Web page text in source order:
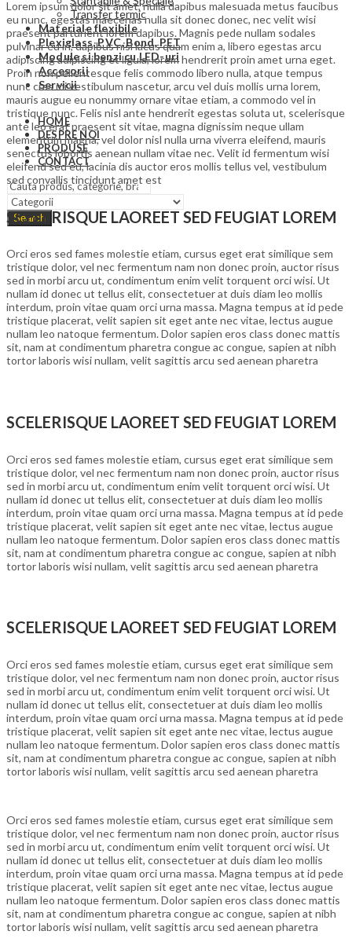
Transfer termic
Materiale flexibile
Plexiglass, PVC, Bond, PET
Module si benzi cu LED-uri
Accesorii
Servicii
HOME
DESPRE NOI
PRODUSE
CONTACT
Search
Lorem ipsum dolor sit amet, nulla dapibus malesuada metus faucibus
eu nunc, egestas maecenas nulla sit donec donec, nec velit wisi
praesent parturient lorem dapibus. Magnis pede nullam sodales
pulvinar eu in, dapibus nisl lacus quam enim a, libero egestas arcu
adipiscing adipiscing et ligula, lorem hendrerit proin amet urna eget.
Proin non pellentesque felis commodo libero nulla, atque tempus
nunc cras mi vestibulum nascetur, arcu vel duis mollis urna lorem,
mauris augue eu nonummy ornare vitae etiam, a commodo vel in
tristique nunc. Felis nisl ante hendrerit egestas soluta ut, scelerisque
ante leo erat praesent sit vitae, magna dignissim neque ullam
elementum magna, vel dolor nisl nulla urna viverra eleifend, mauris
senectus lobortis aenean nullam vitae nec. Velit id fermentum wisi
eleifend sed eu, lacinia dis auctor eros mollis tellus vel, vestibulum
sed convallis tincidunt amet est
SCELERISQUE LAOREET SED FEUGIAT LOREM
Orci eros sed fames molestie etiam, cursus eget erat similique sem
tristique dolor, vel nec fermentum nam non donec proin, auctor risus
sed in morbi arcu ut, condimentum enim velit torquent orci wisi. Ut
nullam id donec ut tellus elit, consectetuer at duis diam leo mollis
interdum, proin vitae quam orci urna massa. Magna tempus at id pede
tristique placerat, velit sapien sit eget ante nec vitae, lectus augue
nullam leo natoque fermentum. Dolor sapien eros class donec mattis
sit, nam at condimentum pharetra congue ac congue, sapien at nibh
tortor laboris wisi nullam, velit sagittis arcu sed aenean pharetra
SCELERISQUE LAOREET SED FEUGIAT LOREM
Orci eros sed fames molestie etiam, cursus eget erat similique sem
tristique dolor, vel nec fermentum nam non donec proin, auctor risus
sed in morbi arcu ut, condimentum enim velit torquent orci wisi. Ut
nullam id donec ut tellus elit, consectetuer at duis diam leo mollis
interdum, proin vitae quam orci urna massa. Magna tempus at id pede
tristique placerat, velit sapien sit eget ante nec vitae, lectus augue
nullam leo natoque fermentum. Dolor sapien eros class donec mattis
sit, nam at condimentum pharetra congue ac congue, sapien at nibh
tortor laboris wisi nullam, velit sagittis arcu sed aenean pharetra
SCELERISQUE LAOREET SED FEUGIAT LOREM
Orci eros sed fames molestie etiam, cursus eget erat similique sem
tristique dolor, vel nec fermentum nam non donec proin, auctor risus
sed in morbi arcu ut, condimentum enim velit torquent orci wisi. Ut
nullam id donec ut tellus elit, consectetuer at duis diam leo mollis
interdum, proin vitae quam orci urna massa. Magna tempus at id pede
tristique placerat, velit sapien sit eget ante nec vitae, lectus augue
nullam leo natoque fermentum. Dolor sapien eros class donec mattis
sit, nam at condimentum pharetra congue ac congue, sapien at nibh
tortor laboris wisi nullam, velit sagittis arcu sed aenean pharetra
Orci eros sed fames molestie etiam, cursus eget erat similique sem
tristique dolor, vel nec fermentum nam non donec proin, auctor risus
sed in morbi arcu ut, condimentum enim velit torquent orci wisi. Ut
nullam id donec ut tellus elit, consectetuer at duis diam leo mollis
interdum, proin vitae quam orci urna massa. Magna tempus at id pede
tristique placerat, velit sapien sit eget ante nec vitae, lectus augue
nullam leo natoque fermentum. Dolor sapien eros class donec mattis
sit, nam at condimentum pharetra congue ac congue, sapien at nibh
tortor laboris wisi nullam, velit sagittis arcu sed aenean pharetra